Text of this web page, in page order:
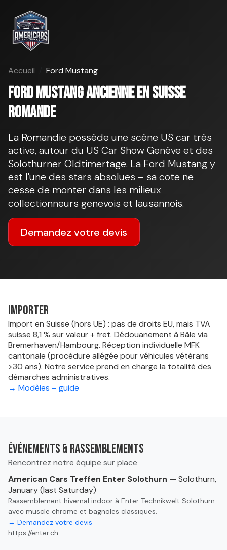
Accueil Ford Mustang
Ford Mustang ancienne en Suisse
romande
La Romandie possède une scène US car très
active, autour du US Car Show Genève et des
Solothurner Oldtimertage. La Ford Mustang y
est l'une des stars absolues – sa cote ne
cesse de monter dans les milieux
collectionneurs genevois et lausannois.
Demandez votre devis
Importer
Import en Suisse (hors UE) : pas de droits EU, mais TVA
suisse 8,1 % sur valeur + fret. Dédouanement à Bâle via
Bremerhaven/Hambourg. Réception individuelle MFK
cantonale (procédure allégée pour véhicules vétérans
>30 ans). Notre service prend en charge la totalité des
démarches administratives.
→ Modèles – guide
Événements & rassemblements
Rencontrez notre équipe sur place
American Cars Treffen Enter Solothurn — Solothurn,
January (last Saturday)
Rassemblement hivernal indoor à Enter Technikwelt Solothurn
avec muscle chrome et bagnoles classiques.
→ Demandez votre devis
https://enter.ch